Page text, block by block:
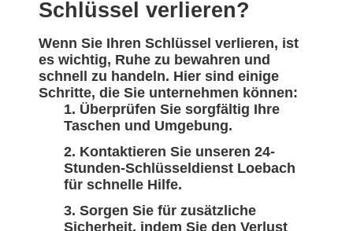
Schlüssel verlieren?
Wenn Sie Ihren Schlüssel verlieren, ist
es wichtig, Ruhe zu bewahren und
schnell zu handeln. Hier sind einige
Schritte, die Sie unternehmen können:
Überprüfen Sie sorgfältig Ihre
Taschen und Umgebung.
Kontaktieren Sie unseren 24-
Stunden-Schlüsseldienst Loebach
für schnelle Hilfe.
Sorgen Sie für zusätzliche
Sicherheit, indem Sie den Verlust